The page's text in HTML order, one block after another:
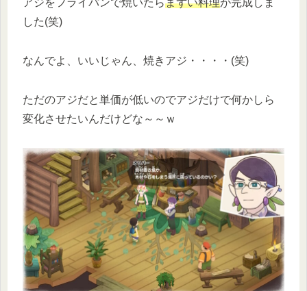
アジをフライパンで焼いたらまずい料理が完成しま
した(笑)
なんでよ、いいじゃん、焼きアジ・・・・(笑)
ただのアジだと単価が低いのでアジだけで何かしら
変化させたいんだけどな～～ｗ